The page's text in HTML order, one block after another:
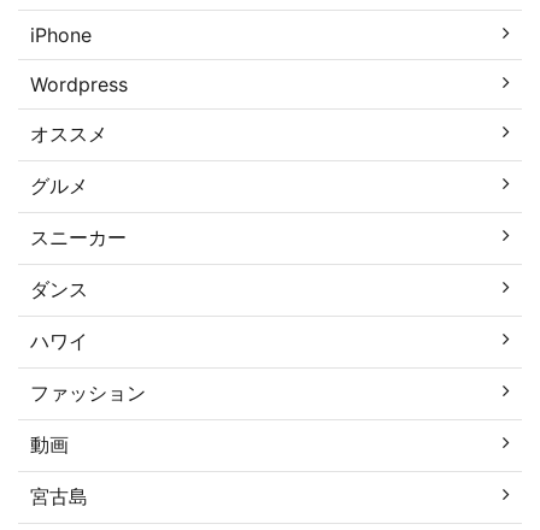
iPhone
Wordpress
オススメ
グルメ
スニーカー
ダンス
ハワイ
ファッション
動画
宮古島